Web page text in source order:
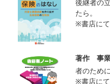
後継者の
たら。
※書店に
著作 事業
者のため
※書店に